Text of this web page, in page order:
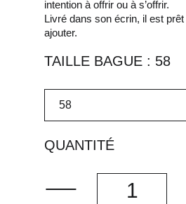
intention à offrir ou à s’offrir.
Livré dans son écrin, il est
ajouter.
TAILLE BAGUE : 58
QUANTITÉ